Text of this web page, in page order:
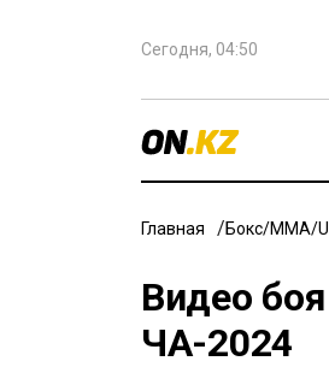
Сегодня, 04:50
Главная Бокс/ММА/
Видео
ЧА-2024